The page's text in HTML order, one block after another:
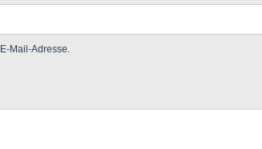
Mail-Adresse.